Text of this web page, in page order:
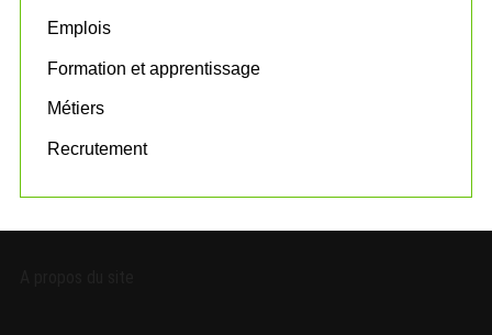
Emplois
Formation et apprentissage
Métiers
Recrutement